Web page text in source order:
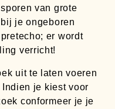
van grote
je ongeboren
er wordt
verricht!
uit te laten voeren
je kiest voor
conformeer je je